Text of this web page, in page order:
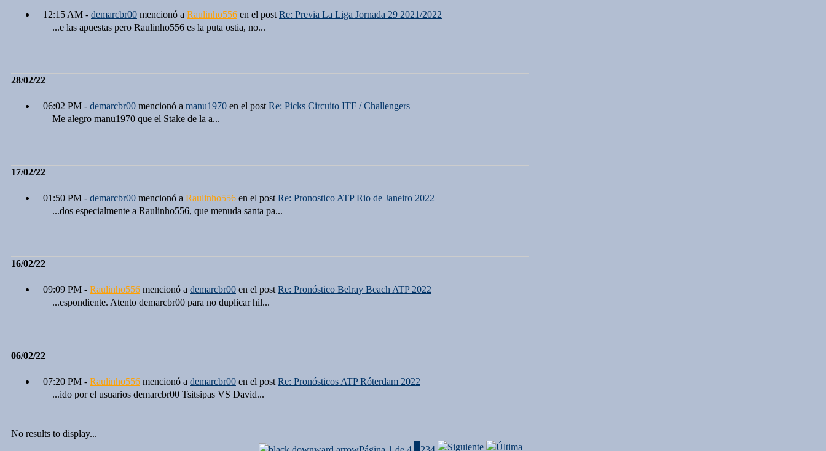
12:15 AM - demarcbr00 mencionó a Raulinho556 en el post Re: Previa La Liga Jornada 29 2021/2022
...e las apuestas pero Raulinho556 es la puta ostia, no...
28/02/22
06:02 PM - demarcbr00 mencionó a manu1970 en el post Re: Picks Circuito ITF / Challengers
Me alegro manu1970 que el Stake de la a...
17/02/22
01:50 PM - demarcbr00 mencionó a Raulinho556 en el post Re: Pronostico ATP Rio de Janeiro 2022
...dos especialmente a Raulinho556, que menuda santa pa...
16/02/22
09:09 PM - Raulinho556 mencionó a demarcbr00 en el post Re: Pronóstico Belray Beach ATP 2022
...espondiente. Atento demarcbr00 para no duplicar hil...
06/02/22
07:20 PM - Raulinho556 mencionó a demarcbr00 en el post Re: Pronósticos ATP Róterdam 2022
...ido por el usuarios demarcbr00 Tsitsipas VS David...
No results to display...